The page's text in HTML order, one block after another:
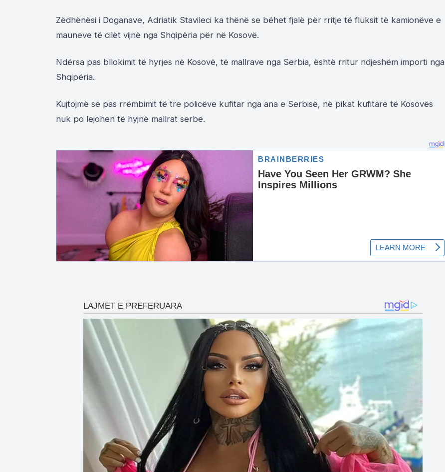
Zëdhënësi i Doganave, Adriatik Stavileci ka thënë se bëhet fjalë për rritje të fluksit të kamionëve e
mauneve të cilët vijnë nga Shqipëria për në Kosovë.
Ndërsa pas bllokimit të hyrjes në Kosovë, të mallrave nga Serbia, është rritur ndjeshëm importi nga
Shqipëria.
Kujtojmë se pas rrëmbimit të tre policëve kufitar nga ana e Serbisë, në pikat kufitare të Kosovës
nuk po lejohen të hyjnë mallrat serbe.